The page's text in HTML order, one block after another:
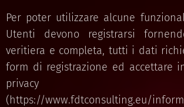
Per poter utilizzare alcune
Utenti devono registrarsi
veritiera e completa, tutti i dati
form di registrazione ed accettare
privacy
(https://www.fdtconsulting.eu/